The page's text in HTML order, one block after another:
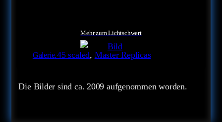
Mehr zum Lichtschwert
Galerie.45 scaled, Master Replicas
Die Bilder sind ca. 2009 aufgenommen worden.